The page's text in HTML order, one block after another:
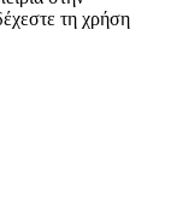
τη χρήση